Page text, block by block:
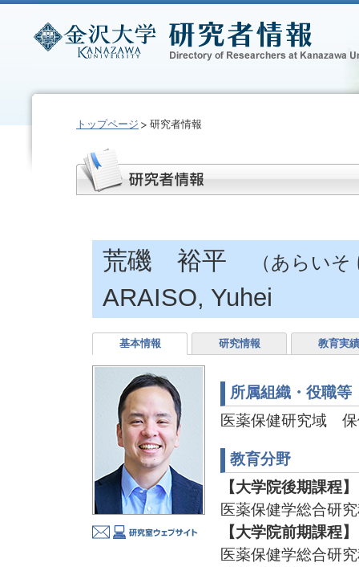
トップページ 研究者情報
荒磯 裕平 （あらい
ARAISO, Yuhei
基本情報 研究情報 教育実績
所属組織・役職等
医薬保健研究域
教育分野
【大学院後期課程】
医薬保健学総合研
【大学院前期課程】
医薬保健学総合研